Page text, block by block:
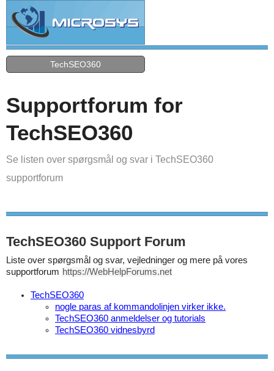
TechSEO360
Supportforum for
TechSEO360
Se listen over spørgsmål og svar i TechSEO360
supportforum
TechSEO360 Support Forum
Liste over spørgsmål og svar, vejledninger og mere på vores
supportforum https://WebHelpForums.net
TechSEO360
nogle paras af kommandolinjen virker ikke.
TechSEO360 anmeldelser og tutorials
TechSEO360 vidnesbyrd